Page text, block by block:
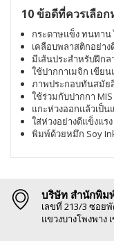
10 ข้อดีที่ควรเลือ
กระดาษแข็ง ทนทาน
เคลือบพลาสติกอย่า
มีเส้นประสำหรับฝึก
ใช้ปากกาเมจิก เขีย
ภาพประกอบทันสมัย
ใช้ร่วมกับปากกา
แกะห่วงออกแล้วเป็
ใส่ห่วงอย่างดีแข็งแรง
พิมพ์ด้วยหมึก Soy
บริษัท สำนักพิม
เลขที่ 213/3 ซอย
แขวงบางโพงพาง